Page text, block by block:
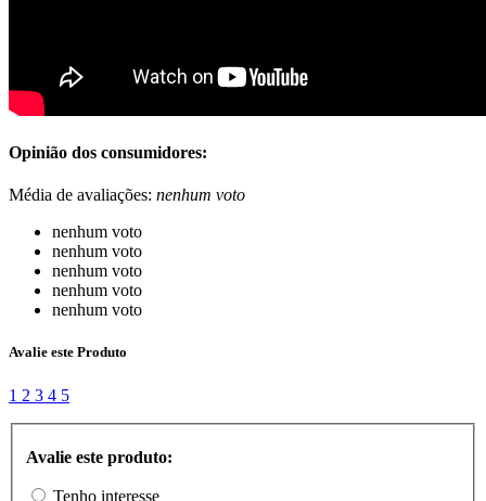
Opinião dos consumidores:
Média de avaliações: nenhum voto
nenhum voto
nenhum voto
nenhum voto
nenhum voto
nenhum voto
Avalie este Produto
1 2 3 4 5
Avalie este produto:
Tenho interesse